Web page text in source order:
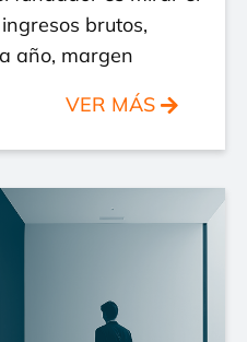
brutos,
año, margen
VER MÁS